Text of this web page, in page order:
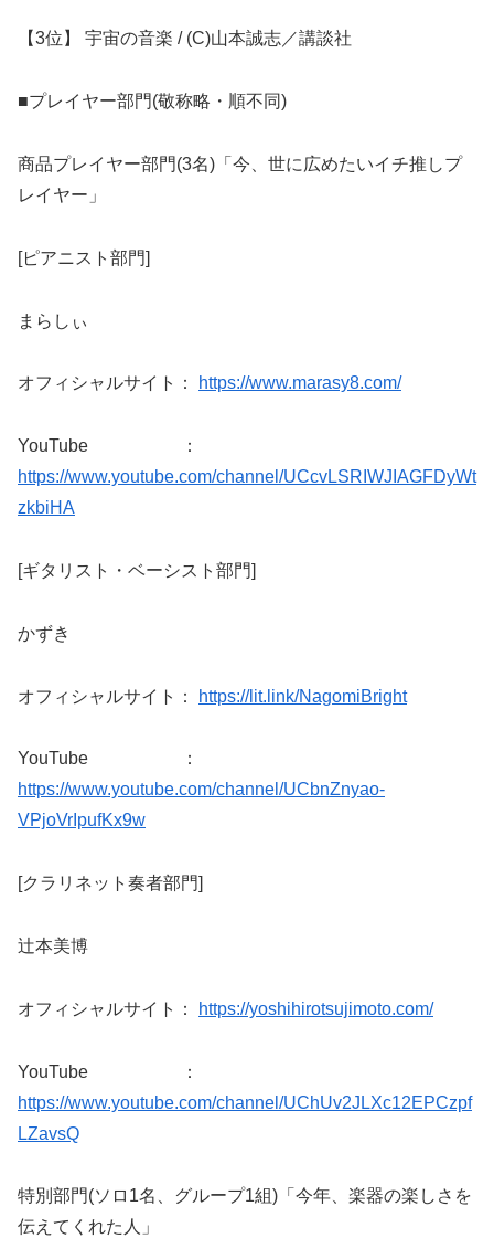
【3位】 宇宙の音楽 / (C)山本誠志／講談社
■プレイヤー部門(敬称略・順不同)
商品プレイヤー部門(3名)「今、世に広めたいイチ推しプ
レイヤー」
[ピアニスト部門]
まらしぃ
オフィシャルサイト： https://www.marasy8.com/
YouTube ：
https://www.youtube.com/channel/UCcvLSRIWJIAGFDyWt
zkbiHA
[ギタリスト・ベーシスト部門]
かずき
オフィシャルサイト： https://lit.link/NagomiBright
YouTube ：
https://www.youtube.com/channel/UCbnZnyao-
VPjoVrIpufKx9w
[クラリネット奏者部門]
辻本美博
オフィシャルサイト： https://yoshihirotsujimoto.com/
YouTube ：
https://www.youtube.com/channel/UChUv2JLXc12EPCzpf
LZavsQ
特別部門(ソロ1名、グループ1組)「今年、楽器の楽しさを
伝えてくれた人」